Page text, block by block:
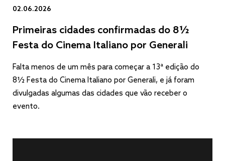
02.06.2026
Primeiras cidades confirmadas do 8½
Festa do Cinema Italiano por Generali
Falta menos de um mês para começar a 13ª edição do
8½ Festa do Cinema Italiano por Generali, e já foram
divulgadas algumas das cidades que vão receber o
evento.